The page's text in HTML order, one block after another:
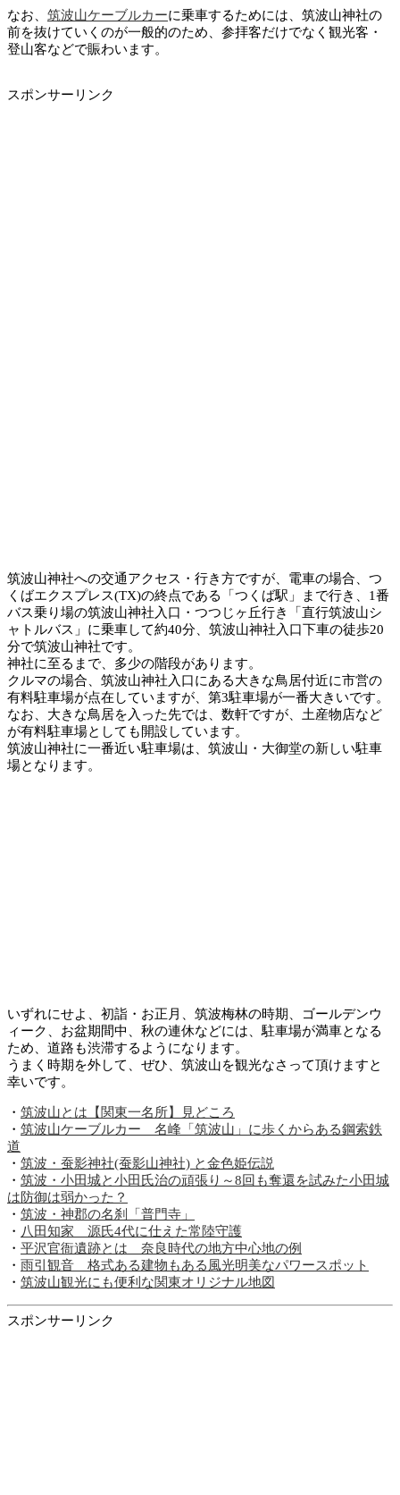
なお、 筑波山ケーブルカーに乗車するためには、筑波山神社の
前を抜けていくのが一般的のため、参拝客だけでなく観光客・
登山客などで賑わいます。
スポンサーリンク
筑波山神社への交通アクセス・行き方ですが、電車の場合、つ
くばエクスプレス(TX)の終点である「つくば駅」まで行き、1番
バス乗り場の筑波山神社入口・つつじヶ丘行き「直行筑波山シ
ャトルバス」に乗車して約40分、筑波山神社入口下車の徒歩20
分で筑波山神社です。
神社に至るまで、多少の階段があります。
クルマの場合、筑波山神社入口にある大きな鳥居付近に市営の
有料駐車場が点在していますが、第3駐車場が一番大きいです。
なお、大きな鳥居を入った先では、数軒ですが、土産物店など
が有料駐車場としても開設しています。
筑波山神社に一番近い駐車場は、筑波山・大御堂の新しい駐車
場となります。
いずれにせよ、初詣・お正月、筑波梅林の時期、ゴールデンウ
ィーク、お盆期間中、秋の連休などには、駐車場が満車となる
ため、道路も渋滞するようになります。
うまく時期を外して、ぜひ、筑波山を観光なさって頂けますと
幸いです。
・ 筑波山とは【関東一名所】見どころ
・ 筑波山ケーブルカー 名峰「筑波山」に歩くからある鋼索鉄
道
・ 筑波・蚕影神社(蚕影山神社) と金色姫伝説
・ 筑波・小田城と小田氏治の頑張り～8回も奪還を試みた小田城
は防御は弱かった？
・ 筑波・神郡の名刹「普門寺」
・ 八田知家 源氏4代に仕えた常陸守護
・ 平沢官衙遺跡とは 奈良時代の地方中心地の例
・ 雨引観音 格式ある建物もある風光明美なパワースポット
・ 筑波山観光にも便利な関東オリジナル地図
スポンサーリンク